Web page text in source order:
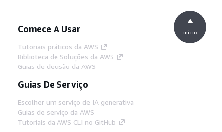
Comece A Usar
Tutoriais práticos da AWS
Biblioteca de Soluções da AWS
Guias de decisão da AWS
Guias De Serviço
Escolher um serviço de IA generativa
Guias de serviço da AWS
Tutoriais da AWS CLI no GitHub
início